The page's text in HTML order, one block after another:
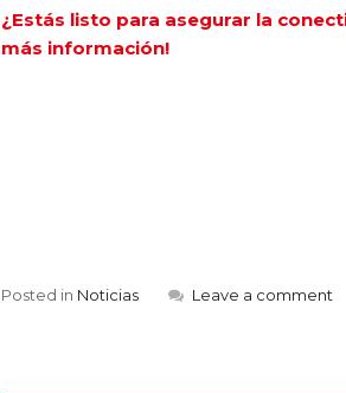
¿Estás listo para asegurar la
más información!
Posted in Noticias Leave a comment